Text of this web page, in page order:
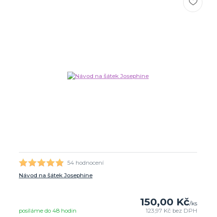
54 hodnocení
Návod na šátek Josephine
150,00 Kč/ks
123,97 Kč bez DPH
posíláme do 48 hodin